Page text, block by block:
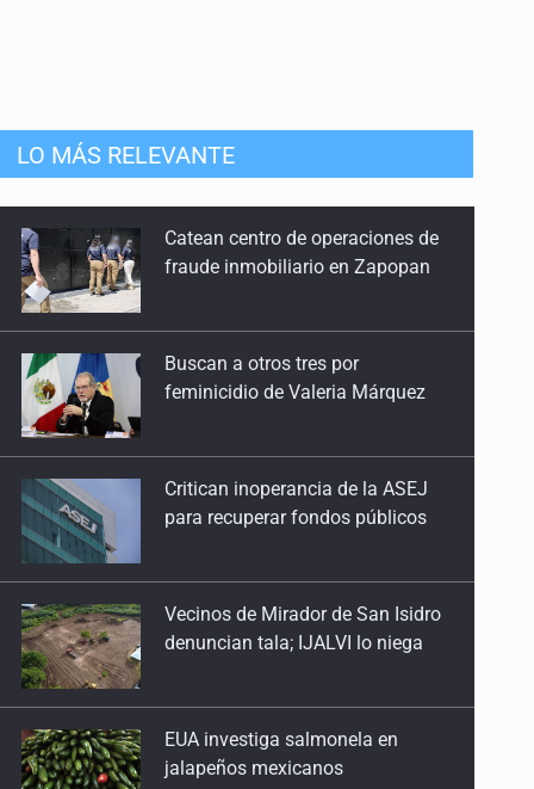
LO MÁS RELEVANTE
Catean centro de operaciones de
fraude inmobiliario en Zapopan
Buscan a otros tres por
feminicidio de Valeria Márquez
Critican inoperancia de la ASEJ
para recuperar fondos públicos
Vecinos de Mirador de San Isidro
denuncian tala; IJALVI lo niega
EUA investiga salmonela en
jalapeños mexicanos